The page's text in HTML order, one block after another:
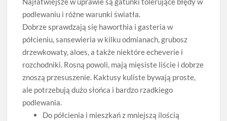
podlewaniu i różne warunki światła.
Dobrze sprawdzają się haworthia i gasteria w
półcieniu, sansewieria w kilku odmianach, grubosz
drzewkowaty, aloes, a także niektóre echeverie i
rozchodniki. Rosną powoli, mają mięsiste liście i dobrze
znoszą przesuszenie. Kaktusy kuliste bywają proste,
ale potrzebują dużo słońca i bardzo rzadkiego
podlewania.
Do półcienia i mieszkań z mniejszą ilością